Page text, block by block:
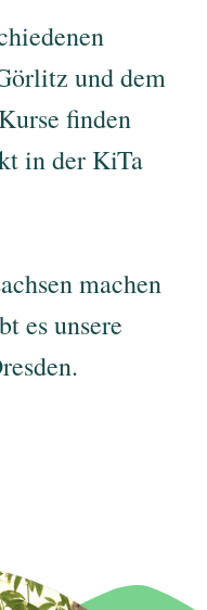
und dem
finden
in der KiTa
machen
es unsere